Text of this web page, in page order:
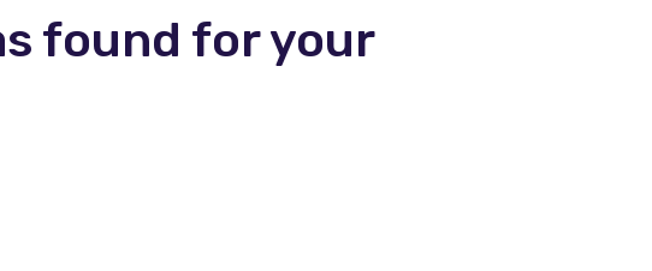
found for your